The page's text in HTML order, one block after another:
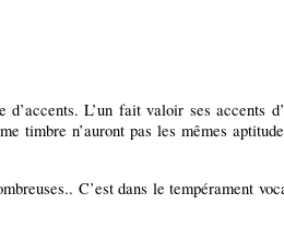
L’un fait valoir ses accents
timbre n’auront pas les mêmes
C’est dans le tempérament